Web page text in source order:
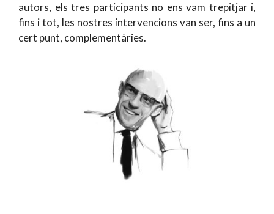
autors, els tres participants no ens vam trepitjar i,
fins i tot, les nostres intervencions van ser, fins a un
cert punt, complementàries.